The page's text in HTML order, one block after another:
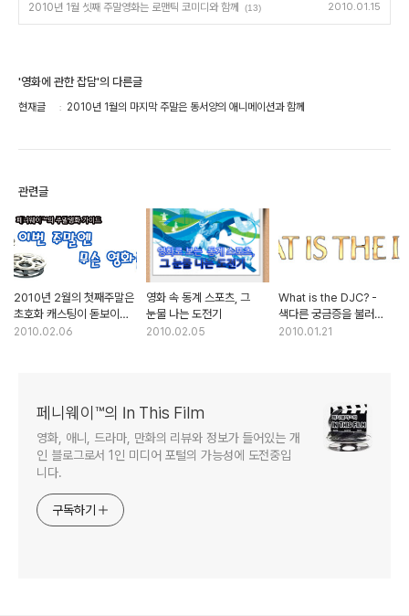
2010년 1월 셋째 주말영화는 로맨틱 코미디와 함께 (13) 2010.01.15
'영화에 관한 잡담'의 다른글
현재글 2010년 1월의 마지막 주말은 동서양의 애니메이션과 함께
관련글
2010년 2월의 첫째주말은
초호화 캐스팅이 돋보이는
영화와 함께
2010.02.06
영화 속 동계 스포츠, 그
눈물 나는 도전기
2010.02.05
What is the DJC? -
색다른 궁금증을 불러
일으키는 티저 영상
2010.01.21
페니웨이™의 In This Film
영화, 애니, 드라마, 만화의 리뷰와 정보가 들어있는 개
인 블로그로서 1인 미디어 포털의 가능성에 도전중입
니다.
구독하기